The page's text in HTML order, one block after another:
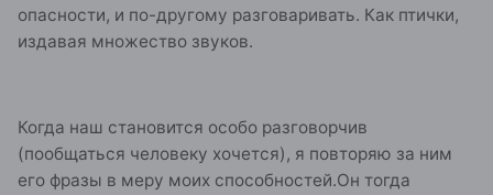
опасности, и по-другому разговаривать. Как птички,
издавая множество звуков.
Когда наш становится особо разговорчив
(пообщаться человеку хочется), я повторяю за ним
его фразы в меру моих способностей.Он тогда